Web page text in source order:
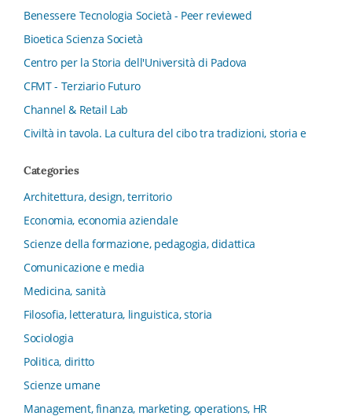
Benessere Tecnologia Società - Peer reviewed
Bioetica Scienza Società
Centro per la Storia dell'Università di Padova
CFMT - Terziario Futuro
Channel & Retail Lab
Civiltà in tavola. La cultura del cibo tra tradizioni, storia e
Collana del Dipartimento di Scienze Aziendali, Management
dell’Economia Università di Bologna
Collana di Clinica della formazione
Collana di Ragioneria ed Economia Aziendale - SIDREA
Collana di Storia delle istituzioni educative e della
Letteratura per l’Infanzia
Collana di Studi e Ricerche Aziendali
Collana ISMU
Collana Tendenze Salute e Sanità ETS
Categories
Architettura, design, territorio
Economia, economia aziendale
Scienze della formazione, pedagogia, didattica
Comunicazione e media
Medicina, sanità
Filosofia, letteratura, linguistica, storia
Sociologia
Politica, diritto
Scienze umane
Management, finanza, marketing, operations, HR